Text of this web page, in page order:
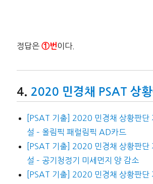
정답은 ①번 이다.
2020 민경채 PSAT 상
[PSAT 기출] 2020 민경채 상황판단
설 – 올림픽 패럴림픽 AD카드
[PSAT 기출] 2020 민경채 상황판단
설 – 공기청정기 미세먼지 양 감소
[PSAT 기출] 2020 민경채 상황판단